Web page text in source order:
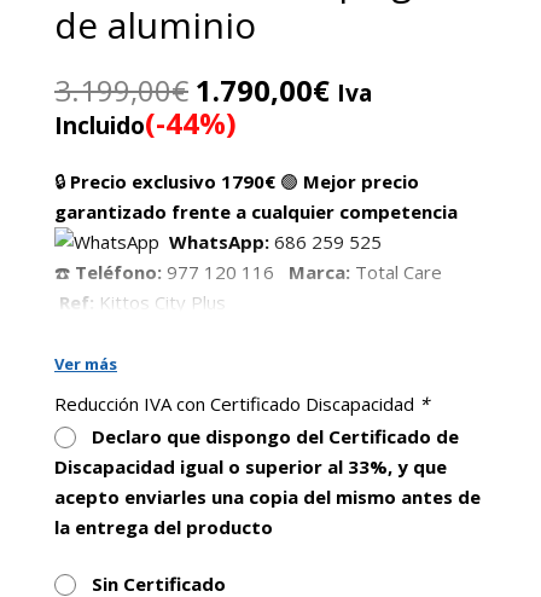
de aluminio
3.199,00€ El
precio
original
era:
3.199,00€.
1.790,00€El
es:
1.790,00€.
Iva
Incluido(-44%)
🔒 Precio exclusivo 1790€ 🟢 Mejor precio
garantizado frente a cualquier competencia
WhatsApp: 686 259 525
☎️ Teléfono: 977 120 116 Marca: Total Care
Ref: Kittos City Plus
✅Peso sin batería: 25 kg
✅
2 motores de 200 W
✅
✅ Batería de litio hasta 40 Ah
Autonomía de hasta 45 km
Amortiguación delantera
Plegado rápido en 5 segundos
✅Joystick escamoteable
Ver más
Reducción IVA con Certificado Discapacidad *
Declaro que dispongo del Certificado de
Discapacidad igual o superior al 33%, y que
acepto enviarles una copia del mismo antes de
la entrega del producto
Sin Certificado